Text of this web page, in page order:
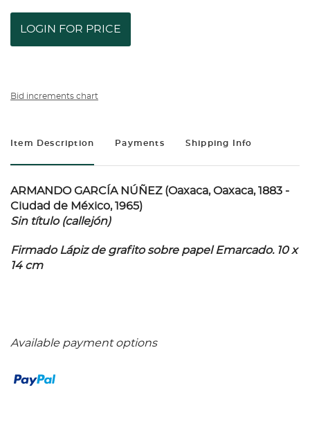
LOGIN FOR PRICE
Bid increments chart
Item Description Payments Shipping Info
ARMANDO GARCÍA NÚÑEZ (Oaxaca, Oaxaca, 1883 -
Ciudad de México, 1965)
Sin título (callejón)
Firmado Lápiz de grafito sobre papel Emarcado. 10 x
14 cm
Available payment options